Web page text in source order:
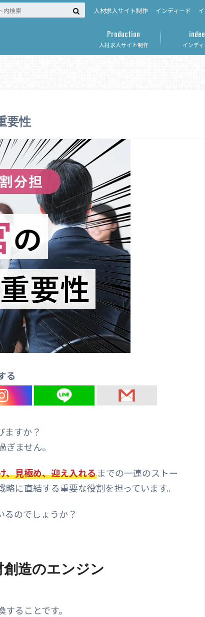
人材求人サイト制作 インディード
人材求人サイト制作
Production
インデ
要性
る
ますか？
ません。
、見極め、迎え入れるまでの一連のストー
に直結する重要な役割を担っています。
るのでしょうか？
造のエンジン
ることです。